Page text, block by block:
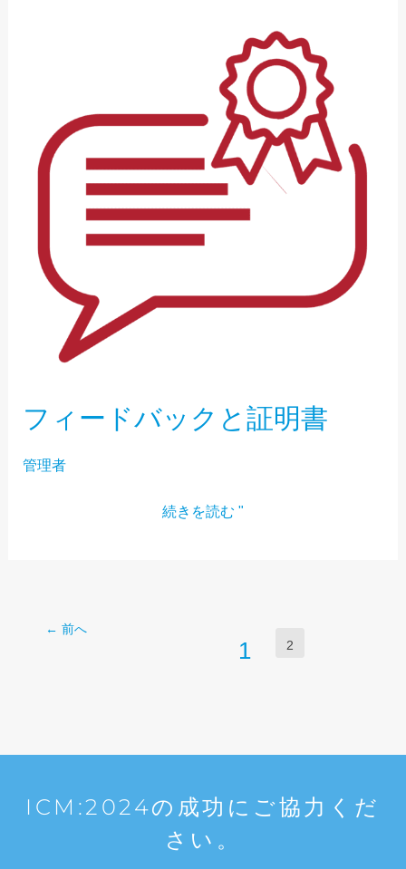
フィードバックと証明書
管理者
ド
ッ
と
続きを読む "
← 前へ
1 2
ICM:2024の成功にご協力くだ
さい。